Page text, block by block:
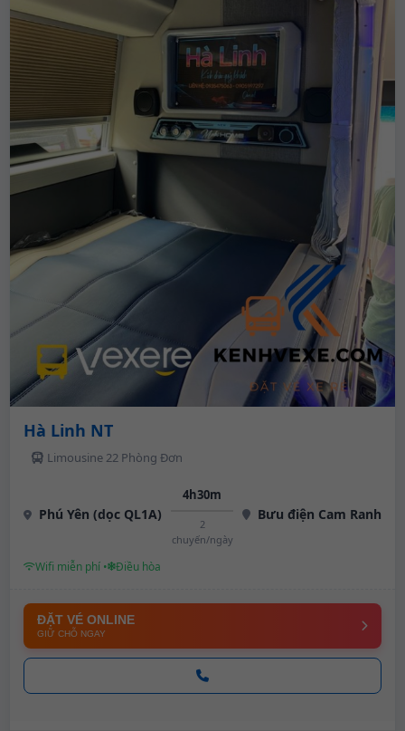
Hà Linh NT
Limousine 22 Phòng Đơn
Phú Yên (dọc QL1A)
4h30m
2
chuyến/ngày
Bưu điện Cam Ranh
Wifi miễn phí • Điều hòa
ĐẶT VÉ ONLINE
GIỮ CHỖ NGAY